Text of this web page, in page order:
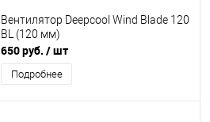
Вентилятор Deepcool Wind Blade 120
BL (120 мм)
650 руб. / шт
Подробнее